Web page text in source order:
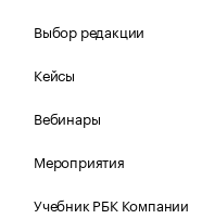
Выбор редакции
Кейсы
Вебинары
Мероприятия
Учебник РБК Компании